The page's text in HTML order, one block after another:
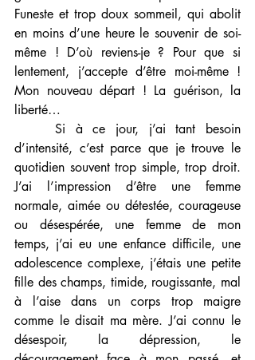
Funeste et trop doux sommeil, qui abolit
en moins d’une heure le souvenir de soi-
même ! D’où reviens-je ? Pour que si
lentement, j’accepte d’être moi-même !
Mon nouveau départ ! La guérison, la
liberté…
d’intensité, c’est parce que je trouve le
quotidien souvent trop simple, trop droit.
J’ai l’impression d’être une femme
normale, aimée ou détestée, courageuse
ou désespérée, une femme de mon
temps, j’ai eu une enfance difficile, une
adolescence complexe, j’étais une petite
fille des champs, timide, rougissante, mal
à l’aise dans un corps trop maigre
comme le disait ma mère. J’ai connu le
désespoir, la dépression, le